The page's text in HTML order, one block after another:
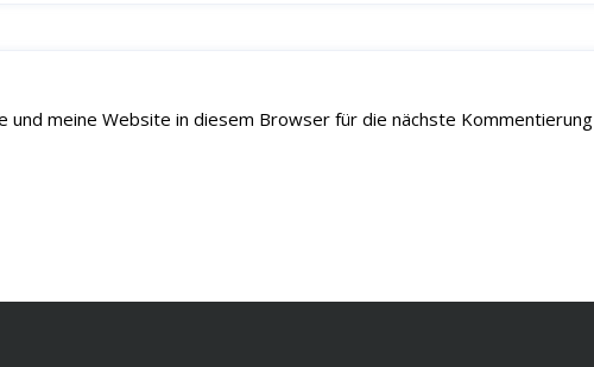
und meine Website in diesem Browser für die nächste Kommentierung